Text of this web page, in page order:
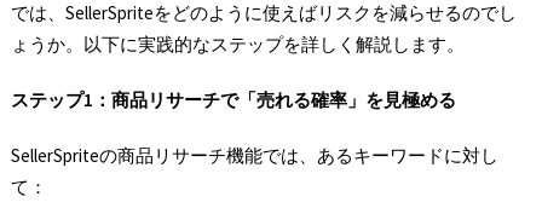
では、SellerSpriteをどのように使えばリスクを減らせるのでし
ょうか。以下に実践的なステップを詳しく解説します。
ステップ1 ：商品リサーチで「売れる確率」を見極める
SellerSpriteの商品リサーチ機能では、あるキーワードに対し
て：